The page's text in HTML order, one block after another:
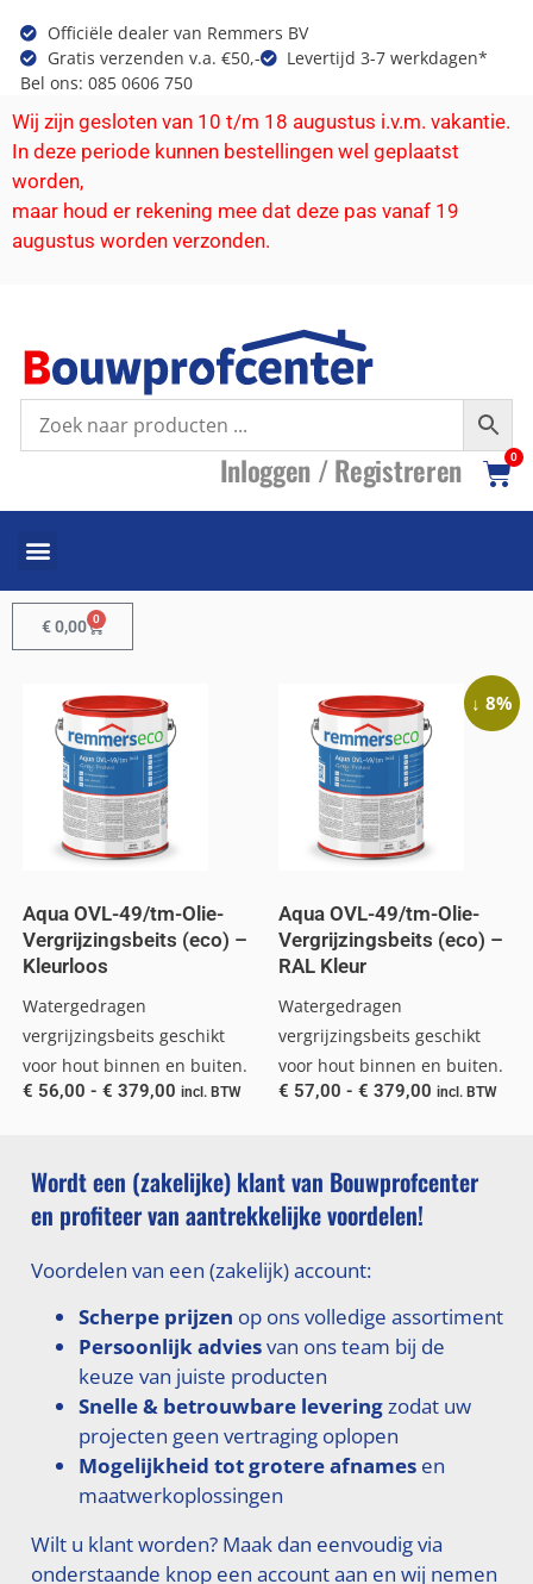
Officiële dealer van Remmers BV
Gratis verzenden v.a. €50,-
Levertijd 3-7 werkdagen*
Bel ons: 085 0606 750
Wij zijn gesloten van 10 t/m 18 augustus i.v.m. vakantie.
In deze periode kunnen bestellingen wel geplaatst
worden,
maar houd er rekening mee dat deze pas vanaf 19
augustus worden verzonden.
Inloggen /Registreren 0
€0,00 0
Aqua OVL-49/tm-Olie-
Vergrijzingsbeits (eco) –
Kleurloos
Watergedragen
vergrijzingsbeits geschikt
voor hout binnen en buiten.
€ 56,00 - € 379,00 incl. BTW
↓ 8%
Aqua OVL-49/tm-Olie-
Vergrijzingsbeits (eco) –
RAL Kleur
Watergedragen
vergrijzingsbeits geschikt
voor hout binnen en buiten.
€ 57,00 - € 379,00 incl. BTW
Wordt een (zakelijke) klant van Bouwprofcenter
en profiteer van aantrekkelijke voordelen!
Voordelen van een (zakelijk) account:
Scherpe prijzen op ons volledige assortiment
Persoonlijk adviesvan ons team bij de
keuze van juiste producten
Snelle & betrouwbare leveringzodat uw
projecten geen vertraging oplopen
Mogelijkheid tot grotere afnamesen
maatwerkoplossingen
Wilt u klant worden? Maak dan eenvoudig via
onderstaande knop een account aan en wij nemen